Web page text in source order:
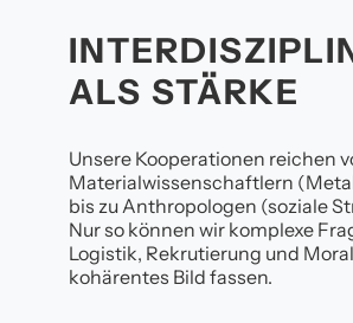
ALS STÄRKE
Unsere Kooperationen reichen
Materialwissenschaftlern
bis zu Anthropologen (soziale
Nur so können wir komplexe
Logistik, Rekrutierung und
kohärentes Bild fassen.